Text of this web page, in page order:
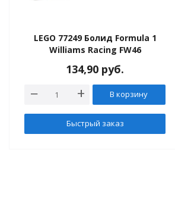
LEGO 77249 Болид Formula 1
Williams Racing FW46
134,90 руб.
В корзину
Быстрый заказ